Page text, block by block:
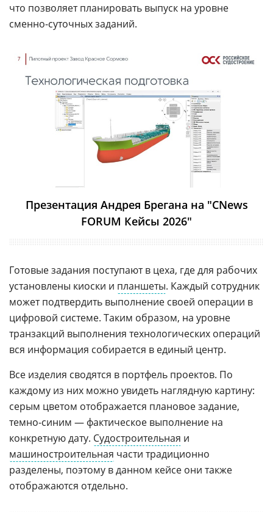
что позволяет планировать выпуск на уровне
сменно-суточных заданий.
Презентация Андрея Брегана на "CNews
FORUM Кейсы 2026"
Готовые задания поступают в цеха, где для рабочих
установлены киоски и планшеты. Каждый сотрудник
может подтвердить выполнение своей операции в
цифровой системе. Таким образом, на уровне
транзакций выполнения технологических операций
вся информация собирается в единый центр.
Все изделия сводятся в портфель проектов. По
каждому из них можно увидеть наглядную картину:
серым цветом отображается плановое задание,
темно-синим — фактическое выполнение на
конкретную дату. Судостроительная и
машиностроительная части традиционно
разделены, поэтому в данном кейсе они также
отображаются отдельно.